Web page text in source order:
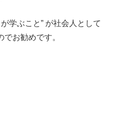
学ぶこと” が社会人として
お勧めです。